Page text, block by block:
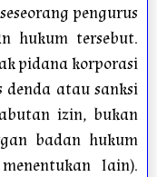
pengurus
hukum tersebut.
pidana korporasi
atau sanksi
izin, bukan
badan hukum
lain).